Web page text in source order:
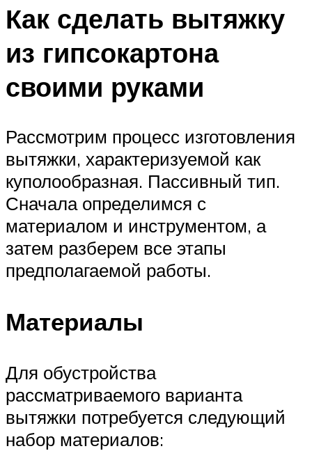
Как сделать вытяжку
из гипсокартона
своими руками
Рассмотрим процесс изготовления
вытяжки, характеризуемой как
куполообразная. Пассивный тип.
Сначала определимся с
материалом и инструментом, а
затем разберем все этапы
предполагаемой работы.
Материалы
Для обустройства
рассматриваемого варианта
вытяжки потребуется следующий
набор материалов: